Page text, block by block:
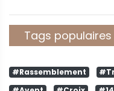
Tags populaires
#Rassemblement